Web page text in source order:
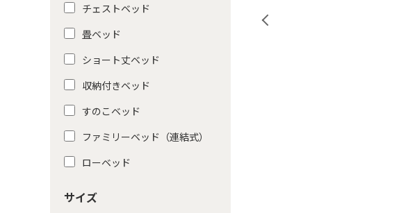
チェストベッド
畳ベッド
ショート丈ベッド
収納付きベッド
すのこベッド
ファミリーベッド（連結式）
ローベッド
サイズ